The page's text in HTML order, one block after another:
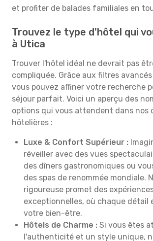
et profiter de balades familiales en
Trouvez le type d'hôtel qui
à Utica
Trouver l'hôtel idéal ne devrait pas
compliquée. Grâce aux filtres
vous pouvez affiner votre recherche
séjour parfait. Voici un aperçu des
options qui vous attendent dans nos
hôtelières :
Luxe & Confort Supérieur :
réveiller avec des vues
des dîners gastronomiques ou
des spas de renommée mondiale.
rigoureuse promet des
exceptionnelles, où chaque détail
votre bien-être.
Hôtels de Charme : Si vous êtes
l'authenticité et un style unique,